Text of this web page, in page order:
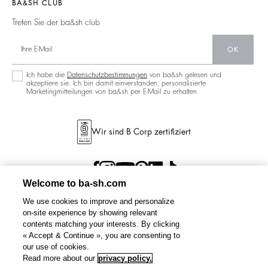
BA&SH CLUB
Treten Sie der ba&sh club
OK
Ich habe die Datenschutzbestimmungen von ba&sh gelesen und
akzeptiere sie. Ich bin damit einverstanden, personalisierte
Marketingmitteilungen von ba&sh per E-Mail zu erhalten.
Wir sind B Corp zertifiziert
Welcome to ba-sh.com
We use cookies to improve and personalize
on-site experience by showing relevant
contents matching your interests. By clicking
« Accept & Continue », you are consenting to
our use of cookies.
Read more about our privacy policy.